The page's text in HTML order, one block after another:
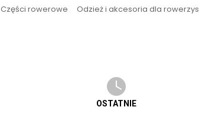
Części rowerowe Odzież i akcesoria dla
OSTATNIE